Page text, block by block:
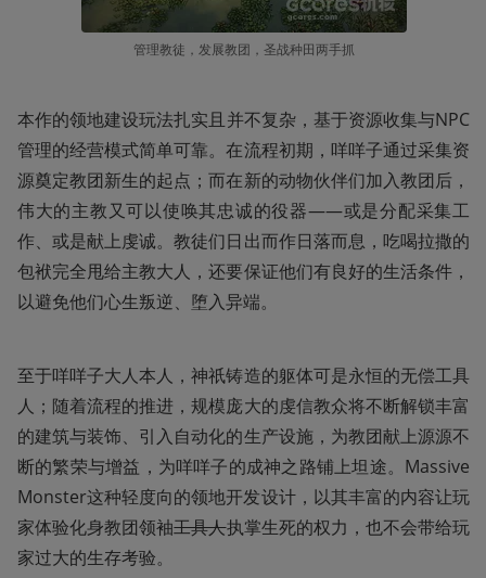
管理教徒，发展教团，圣战种田两手抓
本作的领地建设玩法扎实且并不复杂，基于资源收集与NPC
管理的经营模式简单可靠。在流程初期，咩咩子通过采集资
源奠定教团新生的起点；而在新的动物伙伴们加入教团后，
伟大的主教又可以使唤其忠诚的役器——或是分配采集工
作、或是献上虔诚。教徒们日出而作日落而息，吃喝拉撒的
包袱完全甩给主教大人，还要保证他们有良好的生活条件，
以避免他们心生叛逆、堕入异端。
至于咩咩子大人本人，神祇铸造的躯体可是永恒的无偿工具
人；随着流程的推进，规模庞大的虔信教众将不断解锁丰富
的建筑与装饰、引入自动化的生产设施，为教团献上源源不
断的繁荣与增益，为咩咩子的成神之路铺上坦途。Massive
Monster这种轻度向的领地开发设计，以其丰富的内容让玩
家体验化身教团领袖工具人执掌生死的权力，也不会带给玩
家过大的生存考验。